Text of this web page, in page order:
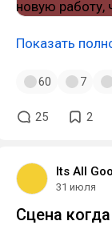
Показать
60 7
25 2
Its All
31 июля
Сцена